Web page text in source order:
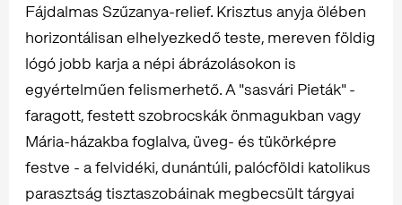
Fájdalmas Szűzanya-relief. Krisztus anyja ölében
horizontálisan elhelyezkedő teste, mereven földig
lógó jobb karja a népi ábrázolásokon is
egyértelműen felismerhető. A "sasvári Pieták" -
faragott, festett szobrocskák önmagukban vagy
Mária-házakba foglalva, üveg- és tükörképre
festve - a felvidéki, dunántúli, palócföldi katolikus
parasztság tisztaszobáinak megbecsült tárgyai